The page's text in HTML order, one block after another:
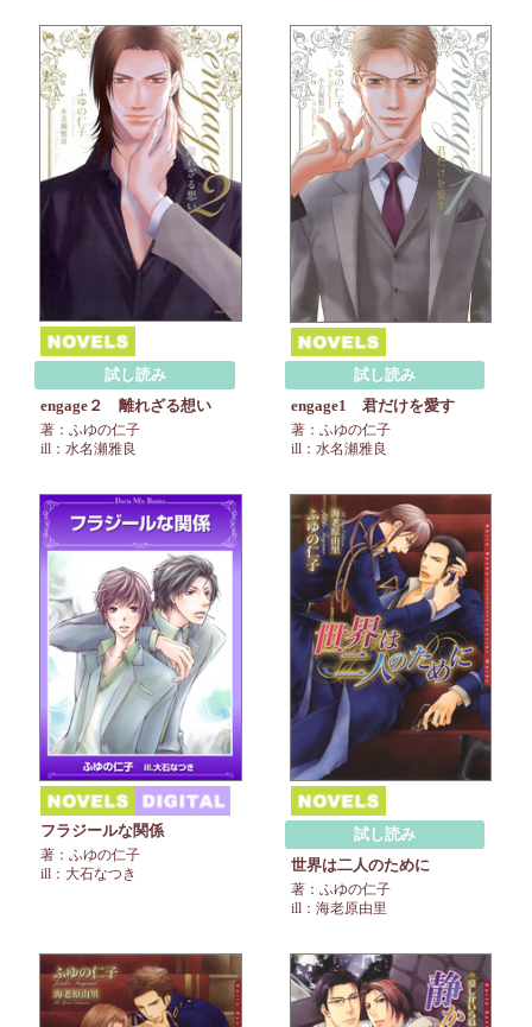
試し読み
engage２ 離れざる想い
著：ふゆの仁子
ill：水名瀬雅良
試し読み
engage1 君だけを愛す
著：ふゆの仁子
ill：水名瀬雅良
フラジールな関係
著：ふゆの仁子
ill：大石なつき
試し読み
世界は二人のために
著：ふゆの仁子
ill：海老原由里